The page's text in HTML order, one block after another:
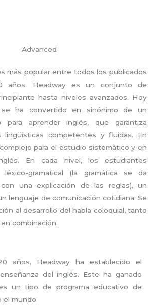
Advanced
más popular entre todos los publicados
años. Headway es un conjunto de
hasta niveles avanzados. Hoy
ha convertido en sinónimo de un
para aprender inglés, que garantiza
lingüísticas competentes y fluidas. En
para el estudio sistemático y en
En cada nivel, los estudiantes
léxico-gramatical (la gramática se da
con una explicación de las reglas), un
lenguaje de comunicación cotidiana. Se
al desarrollo del habla coloquial, tanto
combinación.
años, Headway ha establecido el
del inglés. Este ha ganado
un tipo de programa educativo de
el mundo.